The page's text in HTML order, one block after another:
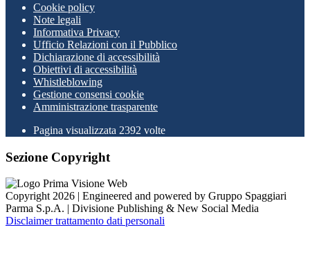
Cookie policy
Note legali
Informativa Privacy
Ufficio Relazioni con il Pubblico
Dichiarazione di accessibilità
Obiettivi di accessibilità
Whistleblowing
Gestione consensi cookie
Amministrazione trasparente
Pagina visualizzata 2392 volte
Sezione Copyright
Copyright 2026 | Engineered and powered by Gruppo Spaggiari
Parma S.p.A. | Divisione Publishing & New Social Media
Disclaimer trattamento dati personali